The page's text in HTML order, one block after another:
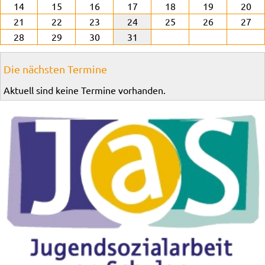
14
15 16 17 18 19
20
21
22 23 24 25 26
27
28
29 30 31
Die nächsten Termine
Aktuell sind keine Termine vorhanden.